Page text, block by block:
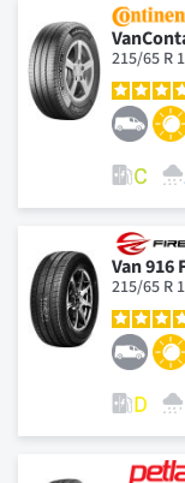
215/65 R
Van 916
215/65 R